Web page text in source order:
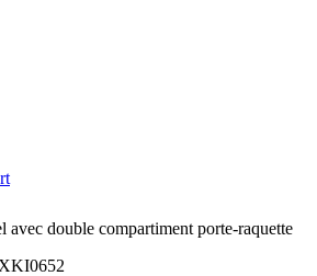
avec double compartiment porte-raquette